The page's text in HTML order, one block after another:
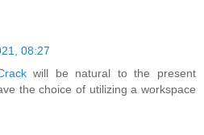
08:27
will be natural to the present
the choice of utilizing a workspace